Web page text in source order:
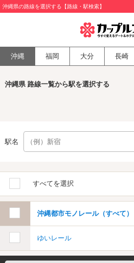
沖縄県の路線を選択する【路線・駅検索】
沖縄 福岡 大分 長崎
沖縄県 路線一覧から駅を選択する
駅名
すべてを選択
沖縄都市モノレール（すべて）
ゆいレール